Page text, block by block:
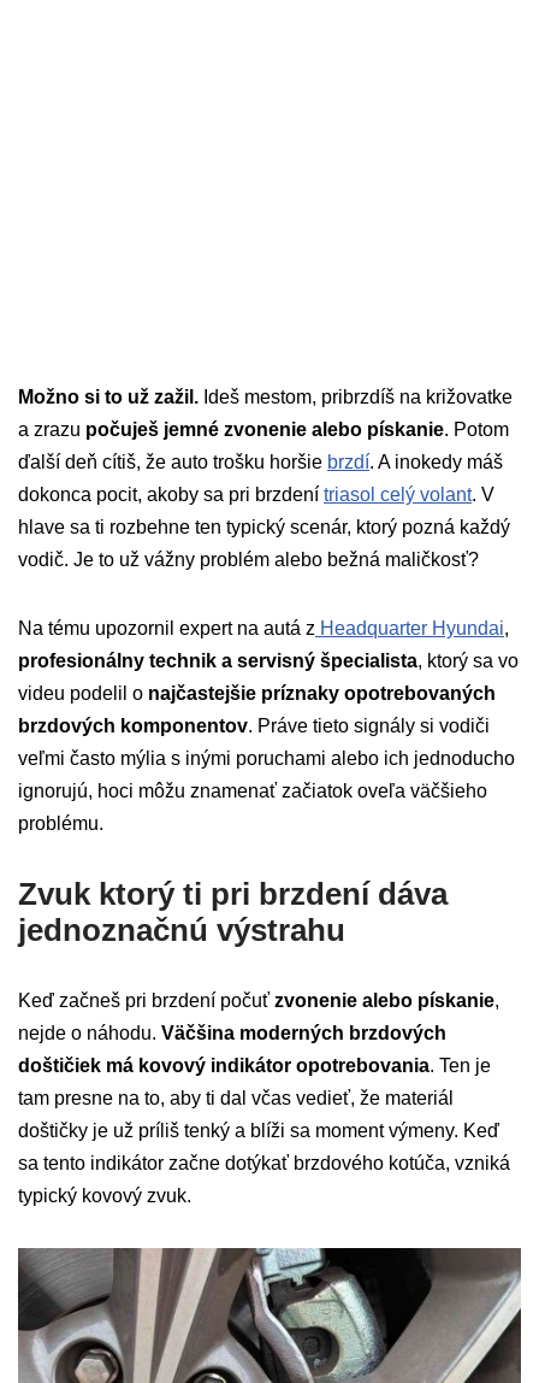
Možno si to už zažil. Ideš mestom, pribrzdíš na križovatke
a zrazu počuješ jemné zvonenie alebo pískanie. Potom
ďalší deň cítiš, že auto trošku horšie brzdí. A inokedy máš
dokonca pocit, akoby sa pri brzdení triasol celý volant. V
hlave sa ti rozbehne ten typický scenár, ktorý pozná každý
vodič. Je to už vážny problém alebo bežná maličkosť?
Na tému upozornil expert na autá z Headquarter Hyundai,
profesionálny technik a servisný špecialista, ktorý sa vo
videu podelil o najčastejšie príznaky opotrebovaných
brzdových komponentov. Práve tieto signály si vodiči
veľmi často mýlia s inými poruchami alebo ich jednoducho
ignorujú, hoci môžu znamenať začiatok oveľa väčšieho
problému.
Zvuk ktorý ti pri brzdení dáva
jednoznačnú výstrahu
Keď začneš pri brzdení počuť zvonenie alebo pískanie,
nejde o náhodu. Väčšina moderných brzdových
doštičiek má kovový indikátor opotrebovania. Ten je
tam presne na to, aby ti dal včas vedieť, že materiál
doštičky je už príliš tenký a blíži sa moment výmeny. Keď
sa tento indikátor začne dotýkať brzdového kotúča, vzniká
typický kovový zvuk.